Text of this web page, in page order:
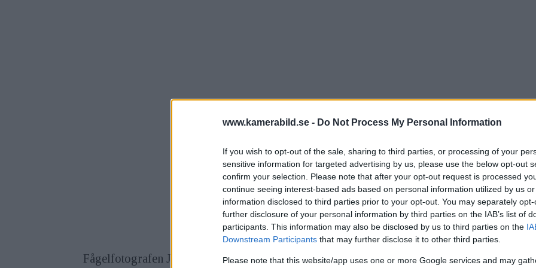
www.kamerabild.se - Do Not Process My Personal Information
If you wish to opt-out of the sale, sharing to third parties, or processing of your
sensitive information for targeted advertising by us, please use the below opt-out
confirm your selection. Please note that after your opt-out request is processed
continue seeing interest-based ads based on personal information utilized by us
information disclosed to third parties prior to your opt-out. You may separately
further disclosure of your personal information by third parties on the IAB’s list of
participants. This information may also be disclosed by us to third parties on the
Downstream Participants that may further disclose it to other third parties.
Please note that this website/app uses one or more Google services and may
Fågelfotografen Jonas Classon har fotograferat fåglar under lång tid, något han bland annat